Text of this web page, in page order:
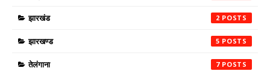
झारखंड 2
झारखण्ड 5
तेलंगाना 7